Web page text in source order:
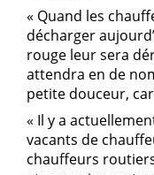
« Quand les
décharger
rouge leur sera
attendra en de
petite douceur,
« Il y a
vacants de
chauffeurs